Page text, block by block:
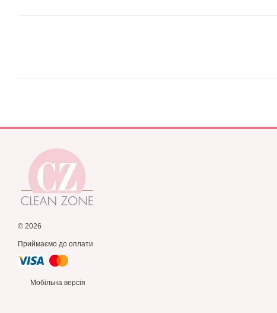
© 2026
Приймаємо до оплати
Мобільна версія